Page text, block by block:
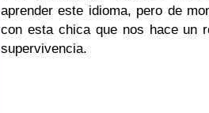
aprender este idioma, pero de
con esta chica que nos hace un
supervivencia.